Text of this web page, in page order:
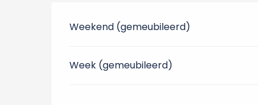
Weekend (gemeubileerd)
Week (gemeubileerd)